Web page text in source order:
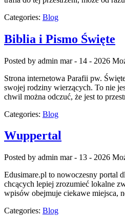
Categories: Blog
Biblia i Pismo Święte
Posted by admin mar - 14 - 2026
Strona internetowa Parafii pw.
swojej rodziny wierzących. To nie
chwil można odczuć, że jest to
Categories: Blog
Wuppertal
Posted by admin mar - 13 - 2026
Edusimare.pl to nowoczesny portal
chcących lepiej zrozumieć lokalne
wpisów obejmuje ciekawe miejsca,
Categories: Blog